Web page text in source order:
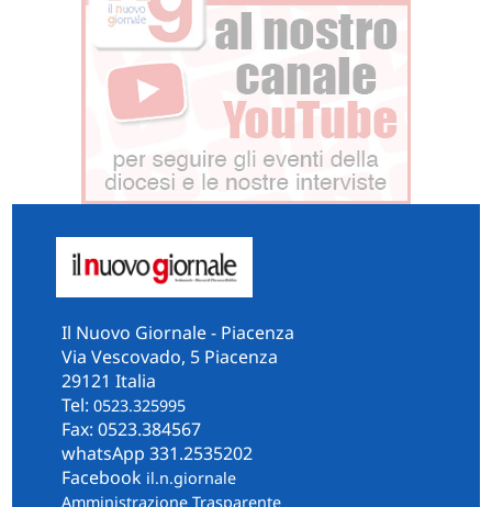
Il Nuovo Giornale - Piacenza
Via Vescovado, 5 Piacenza
29121 Italia
Tel: 0523.325995
Fax: 0523.384567
whatsApp 331.2535202
Facebook il.n.giornale
Amministrazione Trasparente